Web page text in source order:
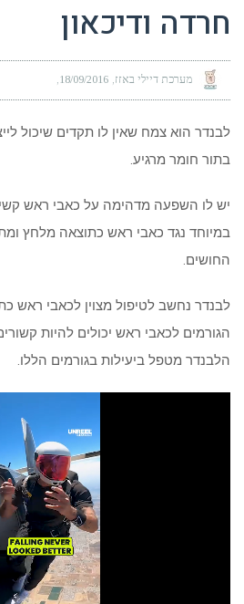
חרדה ודיכאון
מערכת דיילי באזז 18/09/2016
לבנדר הוא צמח שאין לו תקדים שיכול
בתור חומר מרגיע.
יש לו השפעה מדהימה על כאבי ראש קשים
במיוחד נגד כאבי ראש כתוצאה מלחץ
החושים.
לבנדר נחשב לטיפול מצוין לכאבי ראש
הגורמים לכאבי ראש יכולים להיות
הלבנדר מטפל ביעילות בגורמים הללו.